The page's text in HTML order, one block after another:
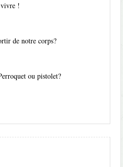
vivre !
de notre corps?
ou pistolet?